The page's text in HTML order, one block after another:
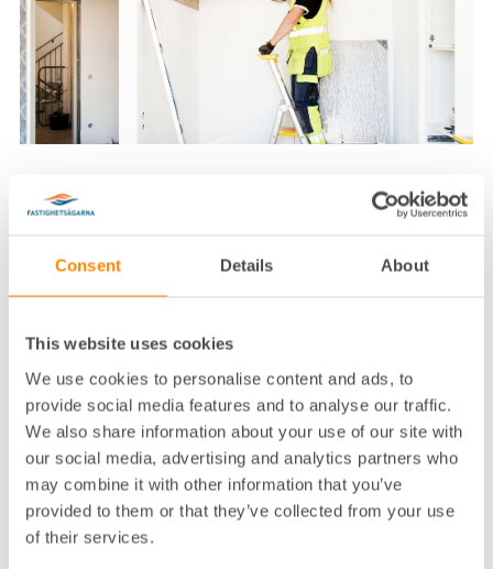
Consent Details About
This website uses cookies
We use cookies to personalise content and ads, to
provide social media features and to analyse our traffic.
We also share information about your use of our site with
our social media, advertising and analytics partners who
may combine it with other information that you’ve
provided to them or that they’ve collected from your use
of their services.
Nytt formulär: ansökan
Vårt nya formulär (1056) Ansökan om tillstånd
för åtgärd i bostadsrättslägenhet används av
en bostadsrättshavare som önskar ansöka om
tillstånd till förändring av lägenheten. Enligt
bostadsrättslagen får inte bostadsrättshavare
vidta vissa åtgärder i lägenheten utan
styrelsens tillstånd. Exempel på sådana